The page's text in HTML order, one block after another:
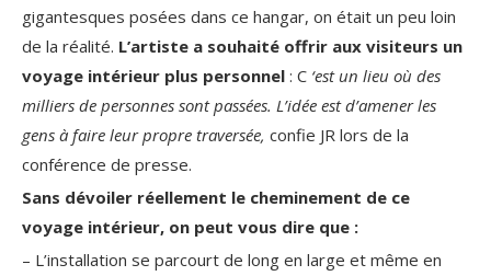
gigantesques posées dans ce hangar, on était un peu loin
de la réalité. L’artiste a souhaité offrir aux visiteurs un
voyage intérieur plus personnel : C ‘est un lieu où des
milliers de personnes sont passées. L’idée est d’amener les
gens à faire leur propre traversée, confie JR lors de la
conférence de presse.
Sans dévoiler réellement le cheminement de ce
voyage intérieur, on peut vous dire que :
– L’installation se parcourt de long en large et même en